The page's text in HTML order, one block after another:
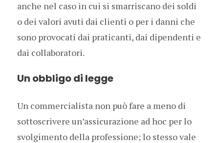
anche nel caso in cui si smarriscano dei soldi
o dei valori avuti dai clienti o per i danni che
sono provocati dai praticanti, dai dipendenti e
dai collaboratori.
Un obbligo di legge
Un commercialista non può fare a meno di
sottoscrivere un’assicurazione ad hoc per lo
svolgimento della professione; lo stesso vale